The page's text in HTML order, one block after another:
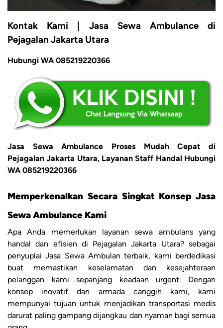
Kontak Kami | Jasa Sewa Ambulance di
Pejagalan Jakarta Utara
Hubungi WA 085219220366
Jasa Sewa Ambulance Proses Mudah Cepat di
Pejagalan Jakarta Utara, Layanan Staff Handal Hubungi
WA 085219220366
Memperkenalkan Secara Singkat Konsep Jasa
Sewa Ambulance Kami
Apa Anda memerlukan layanan sewa ambulans yang
handal dan efisien di Pejagalan Jakarta Utara? sebagai
penyuplai Jasa Sewa Ambulan terbaik, kami berdedikasi
buat memastikan keselamatan dan kesejahteraan
pelanggan kami sepanjang keadaan urgent. Dengan
konsep inovatif dan armada canggih kami, kami
mempunyai tujuan untuk menjadikan transportasi medis
darurat paling gampang dijangkau dan nyaman bagi semua